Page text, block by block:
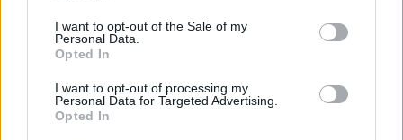
I want to opt-out of the Sale of my
Personal Data.
Opted In
I want to opt-out of processing my
Personal Data for Targeted Advertising.
Opted In
– Vilnius yra puikus miestas, džiaugiuosi
būdamas čia, – visi mane priėmė labai šiltai.
Tik iš pradžių buvo sunku. Juk tai visiškai